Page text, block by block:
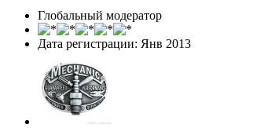
Глобальный модератор
Дата регистрации: Янв 2013